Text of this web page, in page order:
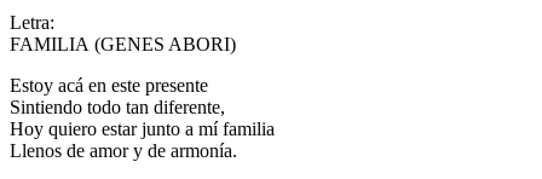
Letra:
FAMILIA (GENES ABORI)
Estoy acá en este presente
Sintiendo todo tan diferente,
Hoy quiero estar junto a mí familia
Llenos de amor y de armonía.